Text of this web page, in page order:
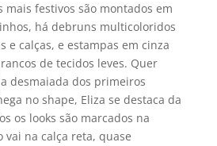
mais festivos são montados em
há debruns multicoloridos
e calças, e estampas em cinza
de tecidos leves. Quer
desmaiada dos primeiros
no shape, Eliza se destaca da
os looks são marcados na
vai na calça reta, quase